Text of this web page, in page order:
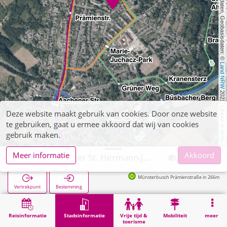
, Kartendaten, Geobasisdaten: ©
Land NRW
2021, Lizenz
dl-de/by-2-0
Reisinformatie Stadsinformatie
Vrije tijd &
toerisme
Mobiliteit meer
Vertrekpunt Bestemming
Münsterbusch Prämienstraße in 266m
Stadsinformatie Stolberg, Liester St. Hermann-Josef
Deze website maakt gebruik van cookies. Door onze website
te gebruiken, gaat u ermee akkoord dat wij van cookies
gebruik maken.
Meer informatie
Akkoord